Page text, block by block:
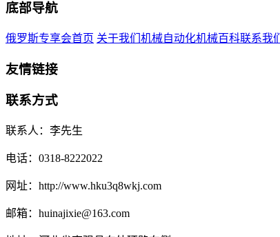
底部导航
俄罗斯专享会首页 关于我们 机械自动化机械百科联系我们
友情链接
联系方式
联系人：李先生
电话：0318-8222022
网址：http://www.hku3q8wkj.com
邮箱：huinajixie@163.com